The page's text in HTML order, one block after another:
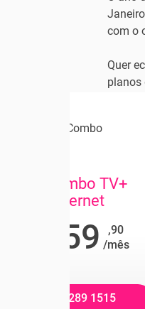
com o
Quer
planos
Oi Combo
Oi Combo TV+
Internet
259
,90
/mês
0800 289 1515